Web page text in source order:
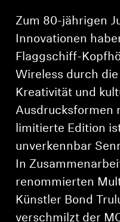
Zum 80-jährigen
Innovationen
Flaggschiff-
Wireless durch
Kreativität und
Ausdrucksformen
limitierte Edition
unverkennbar
In
renommierten
Künstler Bond
verschmilzt der